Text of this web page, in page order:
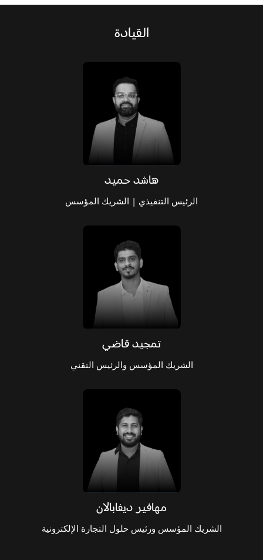
القيادة
هاشد حميد
الرئيس التنفيذي | الشريك المؤسس
تمجيد قاضي
الشريك المؤسس والرئيس التقني
مهافير ديفابالان
الشريك المؤسس ورئيس حلول التجارة الإلكترونية